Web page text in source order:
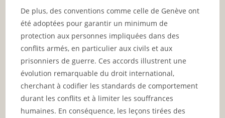
De plus, des conventions comme celle de Genève ont
été adoptées pour garantir un minimum de
protection aux personnes impliquées dans des
conflits armés, en particulier aux civils et aux
prisonniers de guerre. Ces accords illustrent une
évolution remarquable du droit international,
cherchant à codifier les standards de comportement
durant les conflits et à limiter les souffrances
humaines. En conséquence, les leçons tirées des